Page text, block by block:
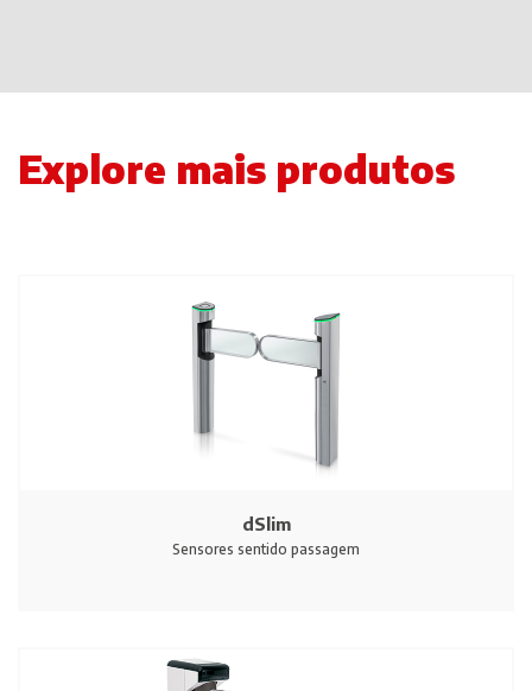
Explore mais produtos
dSlim
Sensores sentido passagem